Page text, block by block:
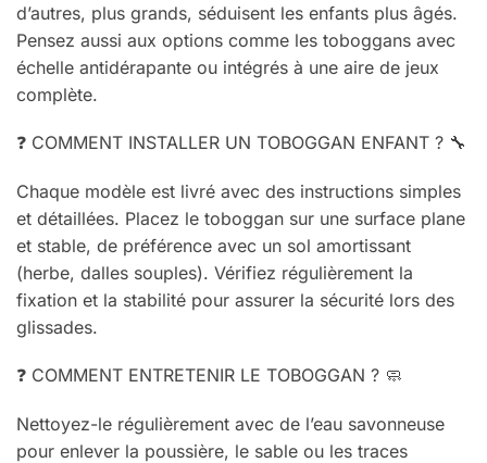
d’autres, plus grands, séduisent les enfants plus âgés.
Pensez aussi aux options comme les toboggans avec
échelle antidérapante ou intégrés à une aire de jeux
complète.
❓ COMMENT INSTALLER UN TOBOGGAN ENFANT ? 🔧
Chaque modèle est livré avec des instructions simples
et détaillées. Placez le toboggan sur une surface plane
et stable, de préférence avec un sol amortissant
(herbe, dalles souples). Vérifiez régulièrement la
fixation et la stabilité pour assurer la sécurité lors des
glissades.
❓ COMMENT ENTRETENIR LE TOBOGGAN ? 🧼
Nettoyez-le régulièrement avec de l’eau savonneuse
pour enlever la poussière, le sable ou les traces